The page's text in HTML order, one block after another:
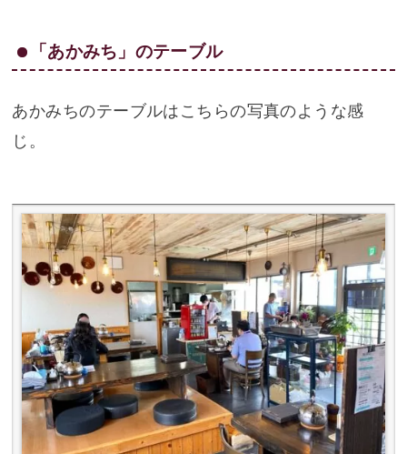
「あかみち」のテーブル
あかみちのテーブルはこちらの写真のような感
じ。